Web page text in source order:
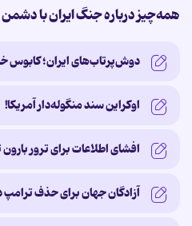
همه‌چیز درباره جنگ ایران با
دوش‌پرتاب‌های ایران؛ کابوس
اوکراین سند منگوله‌دار آمریکا!
افشای اطلاعات برای ترور
آزادگان جهان برای حذف